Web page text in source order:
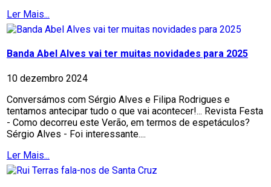
Ler Mais...
Banda Abel Alves vai ter muitas novidades para 2025
10 dezembro 2024
Conversámos com Sérgio Alves e Filipa Rodrigues e
tentamos antecipar tudo o que vai acontecer!... Revista Festa
- Como decorreu este Verão, em termos de espetáculos?
Sérgio Alves - Foi interessante....
Ler Mais...